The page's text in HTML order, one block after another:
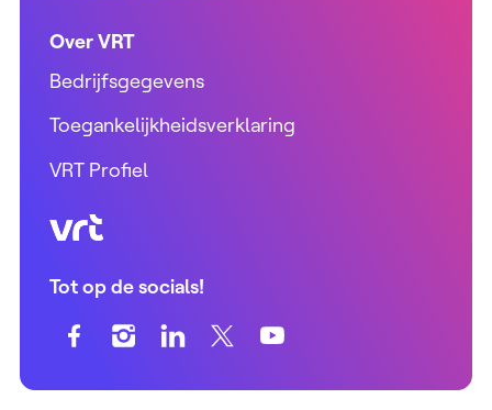
Over VRT
Bedrijfsgegevens
Toegankelijkheidsverklaring
VRT Profiel
VRT (home)
Tot op de socials!